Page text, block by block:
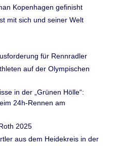
Kopenhagen gefinisht
mit sich und seiner Welt
für Rennradler
auf der Olympischen
in der „Grünen Hölle“:
24h-Rennen am
2025
aus dem Heidekreis in der